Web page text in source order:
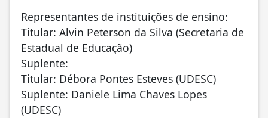
Representantes de instituições de ensino:
Titular: Alvin Peterson da Silva (Secretaria de
Estadual de Educação)
Suplente:
Titular: Débora Pontes Esteves (UDESC)
Suplente: Daniele Lima Chaves Lopes
(UDESC)